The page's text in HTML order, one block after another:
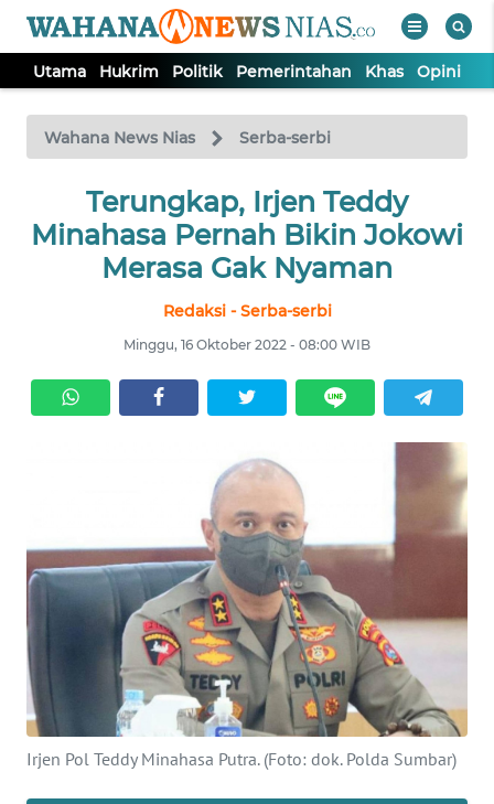
Utama Hukrim Politik Pemerintahan Khas Opini
Wahana News Nias Serba-serbi
Terungkap, Irjen Teddy
Minahasa Pernah Bikin Jokowi
Merasa Gak Nyaman
Redaksi - Serba-serbi
Minggu, 16 Oktober 2022 - 08:00 WIB
Irjen Pol Teddy Minahasa Putra. (Foto: dok. Polda Sumbar)
TV
Tutup
PEMERINTAHAN
NUSANTARA
Informasi
INDEKS